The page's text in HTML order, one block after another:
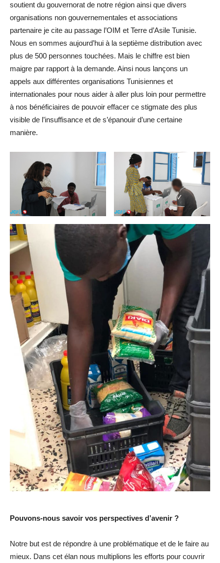
soutient du gouvernorat de notre région ainsi que divers
organisations non gouvernementales et associations
partenaire je cite au passage l’OIM et Terre d’Asile Tunisie.
Nous en sommes aujourd’hui à la septième distribution avec
plus de 500 personnes touchées. Mais le chiffre est bien
maigre par rapport à la demande. Ainsi nous lançons un
appels aux différentes organisations Tunisiennes et
internationales pour nous aider à aller plus loin pour permettre
à nos bénéficiaires de pouvoir effacer ce stigmate des plus
visible de l’insuffisance et de s’épanouir d’une certaine
manière.
Pouvons-nous savoir vos perspectives d’avenir ?
Notre but est de répondre à une problématique et de le faire au
mieux. Dans cet élan nous multiplions les efforts pour couvrir